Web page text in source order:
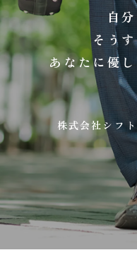
自
そう
あなたに優
株式会社シフ